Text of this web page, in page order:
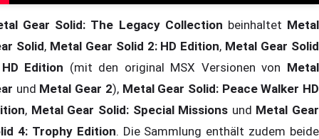
Gear Solid: The Legacy Collection beinhaltet Metal
Solid, Metal Gear Solid 2: HD Edition, Metal Gear Solid
Edition (mit den original MSX Versionen von Metal
und Metal Gear 2), Metal Gear Solid: Peace Walker HD
, Metal Gear Solid: Special Missions und Metal Gear
4: Trophy Edition. Die Sammlung enthält zudem beide